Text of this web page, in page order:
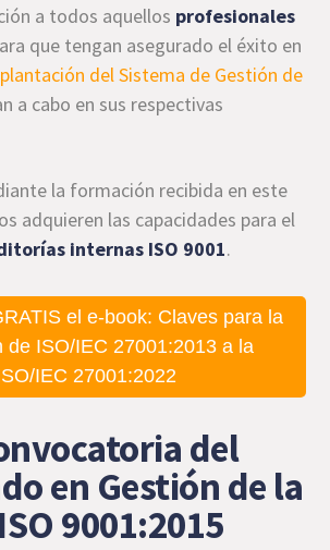
a todos aquellos profesionales
que tengan asegurado el éxito en
del Sistema de Gestión de
a cabo en sus respectivas
la formación recibida en este
adquieren las capacidades para el
internas ISO 9001.
el e-book: Claves para la
de ISO/IEC 27001:2013 a la
IEC 27001:2022
del
en Gestión de la
9001:2015